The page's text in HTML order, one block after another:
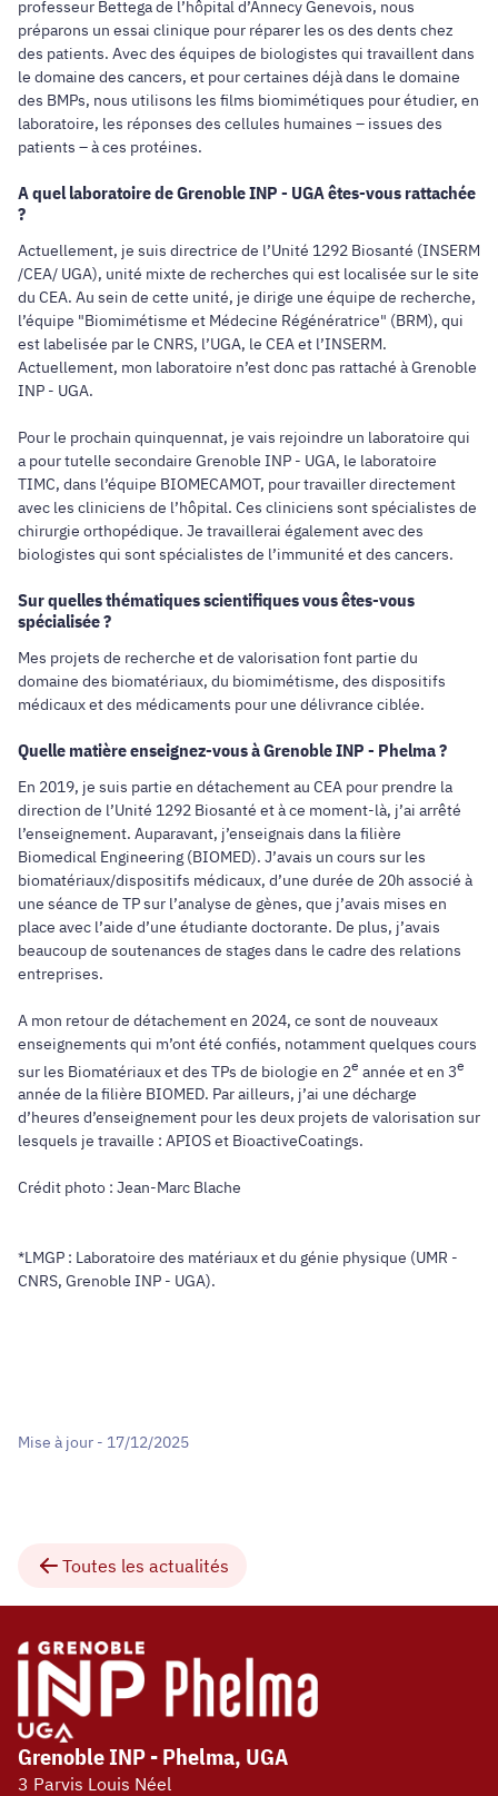
professeur Bettega de l’hôpital d’Annecy Genevois, nous
préparons un essai clinique pour réparer les os des dents chez
des patients. Avec des équipes de biologistes qui travaillent dans
le domaine des cancers, et pour certaines déjà dans le domaine
des BMPs, nous utilisons les films biomimétiques pour étudier, en
laboratoire, les réponses des cellules humaines – issues des
patients – à ces protéines.
A quel laboratoire de Grenoble INP - UGA êtes-vous rattachée
?
Actuellement, je suis directrice de l’Unité 1292 Biosanté (INSERM
/CEA/ UGA), unité mixte de recherches qui est localisée sur le site
du CEA. Au sein de cette unité, je dirige une équipe de recherche,
l’équipe "Biomimétisme et Médecine Régénératrice" (BRM), qui
est labelisée par le CNRS, l’UGA, le CEA et l’INSERM.
Actuellement, mon laboratoire n’est donc pas rattaché à Grenoble
INP - UGA.
Pour le prochain quinquennat, je vais rejoindre un laboratoire qui
a pour tutelle secondaire Grenoble INP - UGA, le laboratoire
TIMC, dans l’équipe BIOMECAMOT, pour travailler directement
avec les cliniciens de l’hôpital. Ces cliniciens sont spécialistes de
chirurgie orthopédique. Je travaillerai également avec des
biologistes qui sont spécialistes de l’immunité et des cancers.
Sur quelles thématiques scientifiques vous êtes-vous
spécialisée ?
Mes projets de recherche et de valorisation font partie du
domaine des biomatériaux, du biomimétisme, des dispositifs
médicaux et des médicaments pour une délivrance ciblée.
Quelle matière enseignez-vous à Grenoble INP - Phelma ?
En 2019, je suis partie en détachement au CEA pour prendre la
direction de l’Unité 1292 Biosanté et à ce moment-là, j’ai arrêté
l’enseignement. Auparavant, j’enseignais dans la filière
Biomedical Engineering (BIOMED). J’avais un cours sur les
biomatériaux/dispositifs médicaux, d’une durée de 20h associé à
une séance de TP sur l’analyse de gènes, que j’avais mises en
place avec l’aide d’une étudiante doctorante. De plus, j’avais
beaucoup de soutenances de stages dans le cadre des relations
entreprises.
A mon retour de détachement en 2024, ce sont de nouveaux
enseignements qui m’ont été confiés, notamment quelques cours
sur les Biomatériaux et des TPs de biologie en 2e année et en 3e
année de la filière BIOMED. Par ailleurs, j’ai une décharge
d’heures d’enseignement pour les deux projets de valorisation sur
lesquels je travaille : APIOS et BioactiveCoatings.
Crédit photo : Jean-Marc Blache
*LMGP : Laboratoire des matériaux et du génie physique (UMR -
CNRS, Grenoble INP - UGA).
Mise à jour - 17/12/2025
Toutes les actualités
Grenoble INP - Phelma, UGA
3 Parvis Louis Néel